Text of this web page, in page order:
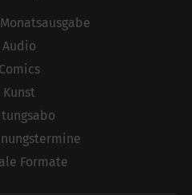
Audio
Comics
Kunst
Formate